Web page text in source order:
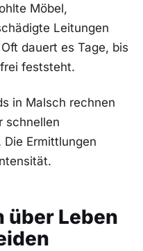
Möbel,
Leitungen
dauert es Tage, bis
feststeht.
in Malsch rechnen
schnellen
Ermittlungen
über Leben